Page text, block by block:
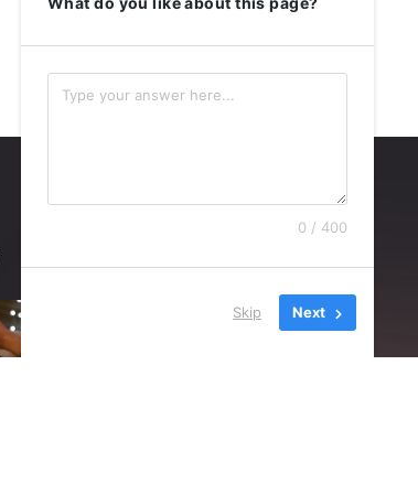
0 / 400
Skip Next